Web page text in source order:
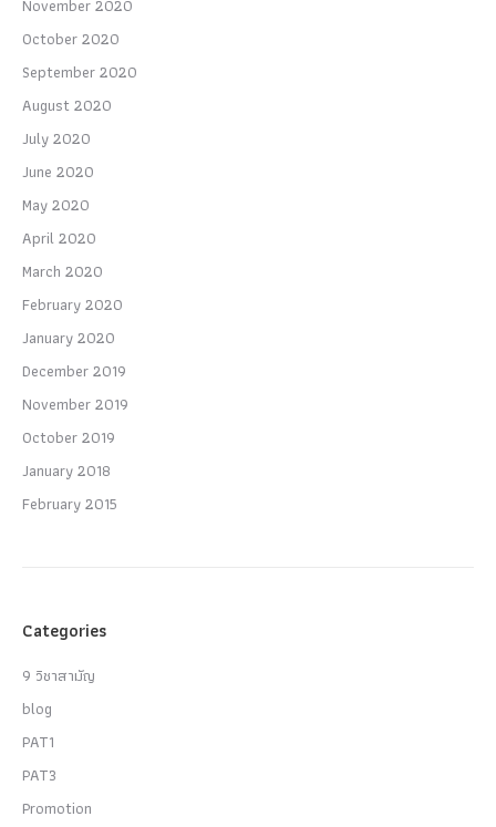
November 2020
October 2020
September 2020
August 2020
July 2020
June 2020
May 2020
April 2020
March 2020
February 2020
January 2020
December 2019
November 2019
October 2019
January 2018
February 2015
Categories
9 วิชาสามัญ
blog
PAT1
PAT3
Promotion